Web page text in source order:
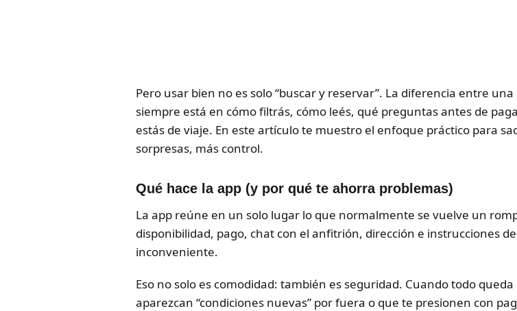
Pero usar bien no es solo “buscar y reservar”. La diferencia entre
siempre está en cómo filtrás, cómo leés, qué preguntas antes de
estás de viaje. En este artículo te muestro el enfoque práctico para
sorpresas, más control.
Qué hace la app (y por qué te ahorra problemas)
La app reúne en un solo lugar lo que normalmente se vuelve un
disponibilidad, pago, chat con el anfitrión, dirección e instrucciones
inconveniente.
Eso no solo es comodidad: también es seguridad. Cuando todo
aparezcan “condiciones nuevas” por fuera o que te presionen con